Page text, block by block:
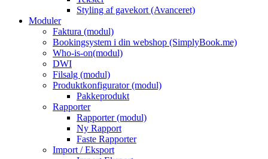
Styling af gavekort (Avanceret)
Moduler
Faktura (modul)
Bookingsystem i din webshop (SimplyBook.me)
Who-is-on(modul)
DWI
Filsalg (modul)
Produktkonfigurator (modul)
Pakkeprodukt
Rapporter
Rapporter (modul)
Ny Rapport
Faste Rapporter
Import / Eksport